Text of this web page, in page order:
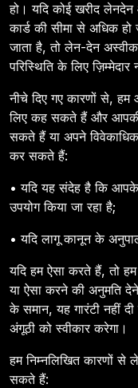
हो। यदि कोई खरीद
कार्ड की सीमा से अधिक हो
जाता है, तो लेन-देन
परिस्थिति के लिए
नीचे दिए गए कारणों से,
लिए कह सकते हैं और आपकी
सकते हैं या अपने
कर सकते हैं:
• यदि यह संदेह है कि
उपयोग किया जा रहा है;
• यदि लागू कानून के
यदि हम ऐसा करते हैं, तो हम
या ऐसा करने की अनुमति
के समान, यह गारंटी नहीं
अंगूठी को स्वीकार करेगा।
हम निम्नलिखित कारणों
सकते हैं: